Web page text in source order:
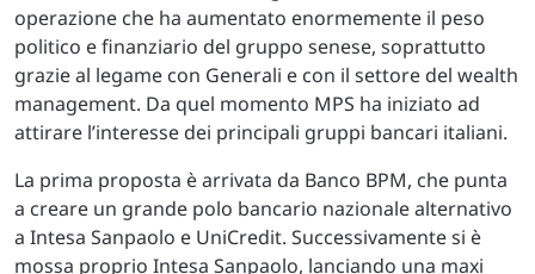
operazione che ha aumentato enormemente il peso
politico e finanziario del gruppo senese, soprattutto
grazie al legame con Generali e con il settore del wealth
management. Da quel momento MPS ha iniziato ad
attirare l’interesse dei principali gruppi bancari italiani.
La prima proposta è arrivata da Banco BPM, che punta
a creare un grande polo bancario nazionale alternativo
a Intesa Sanpaolo e UniCredit. Successivamente si è
mossa proprio Intesa Sanpaolo, lanciando una maxi